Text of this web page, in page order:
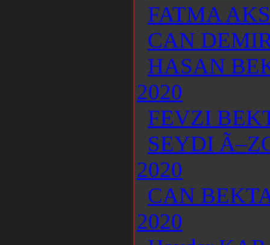
FATMA
CAN
HASAN
2020
FEVZI
SEYDI
2020
CAN
2020